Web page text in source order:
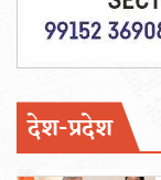
देश-प्रदेश